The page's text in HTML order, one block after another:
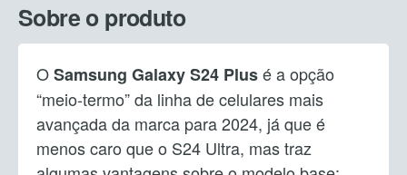
Sobre o produto
OSamsung Galaxy S24 Plusé a opção
“meio-termo” da linha de celulares mais
avançada da marca para 2024, já que é
menos caro que o S24 Ultra, mas traz